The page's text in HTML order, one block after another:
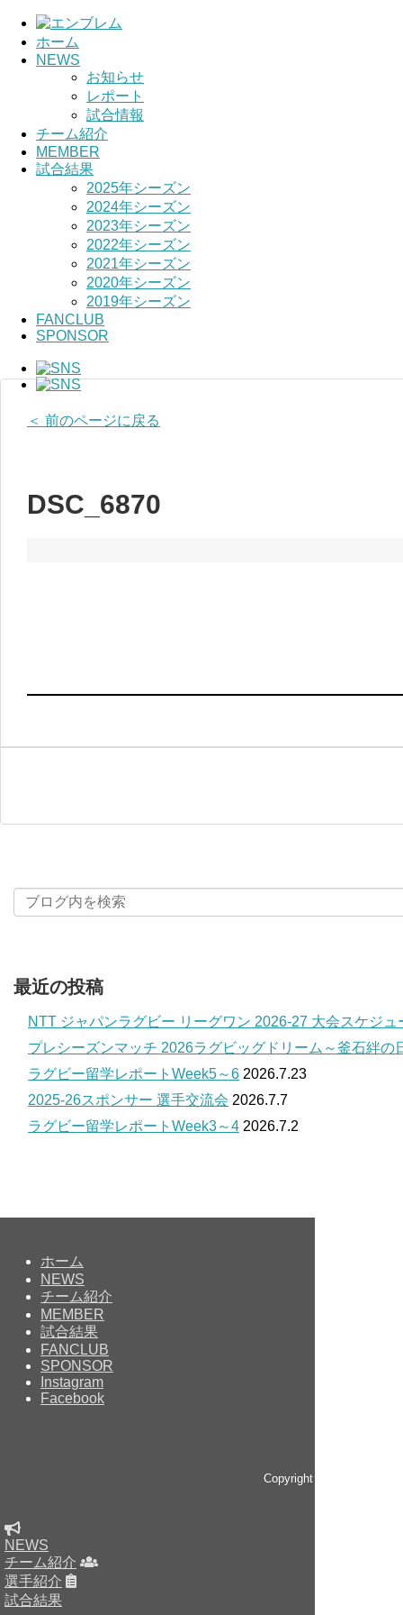
ホーム
NEWS
お知らせ
レポート
試合情報
チーム紹介
MEMBER
試合結果
2025年シーズン
2024年シーズン
2023年シーズン
2022年シーズン
2021年シーズン
2020年シーズン
2019年シーズン
FANCLUB
SPONSOR
＜ 前のページに戻る
DSC_6870
最近の投稿
NTT ジャパンラグビー リーグワン 2026-27 大会スケジュ
プレシーズンマッチ 2026ラグビッグドリーム～釜石絆の
ラグビー留学レポートWeek5～6 2026.7.23
2025-26スポンサー 選手交流会 2026.7.7
ラグビー留学レポートWeek3～4 2026.7.2
ホーム
NEWS
チーム紹介
MEMBER
試合結果
FANCLUB
SPONSOR
Instagram
Facebook
Copyright © since 2014
NEWS
チーム紹介
選手紹介
試合結果